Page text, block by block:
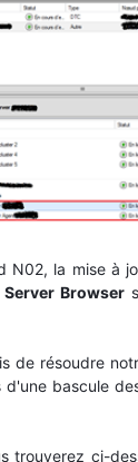
N02, la mise à
Browser
de résoudre
bascule
trouverez ci-